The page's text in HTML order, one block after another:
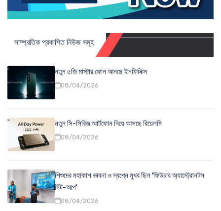
সাম্প্রতিক প্রকাশিত নিউজ সমূহ
নতুন ৫জি মাস্টার ফোন আনছে ইনফিনিক্স
08/04/2026
নতুন সি-সিরিজ স্মার্টফোন নিয়ে আসছে রিয়েলমি
08/04/2026
শিশুদের মহাকাশ ভাবনা ও স্বপ্নে মুখর ছিল 'ফিউচার অ্যাস্ট্রোনটস
মিট-আপ'
08/04/2026